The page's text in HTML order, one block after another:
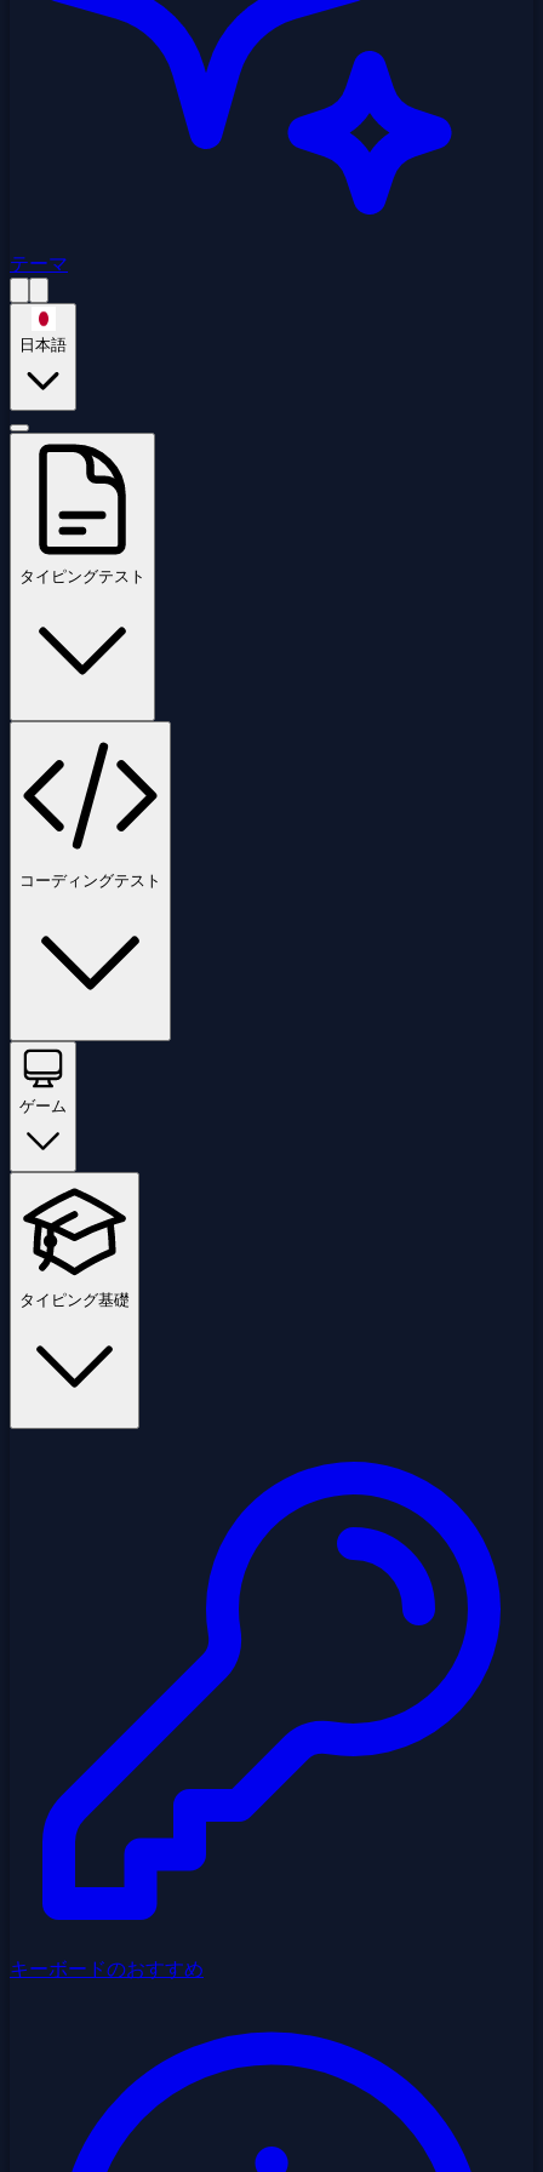
テーマ
日本語
タイピングテスト
コーディングテスト
ゲーム
タイピング基礎
キーボードのおすすめ